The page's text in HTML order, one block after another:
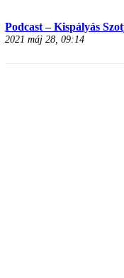
Podcast – Kispályás
2021 máj 28, 09:14